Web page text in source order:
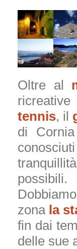
Oltre al
tennis, il
di
possibili.
zona la
fin dai
delle sue